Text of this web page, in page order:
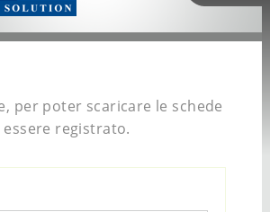
per poter scaricare le schede
registrato.